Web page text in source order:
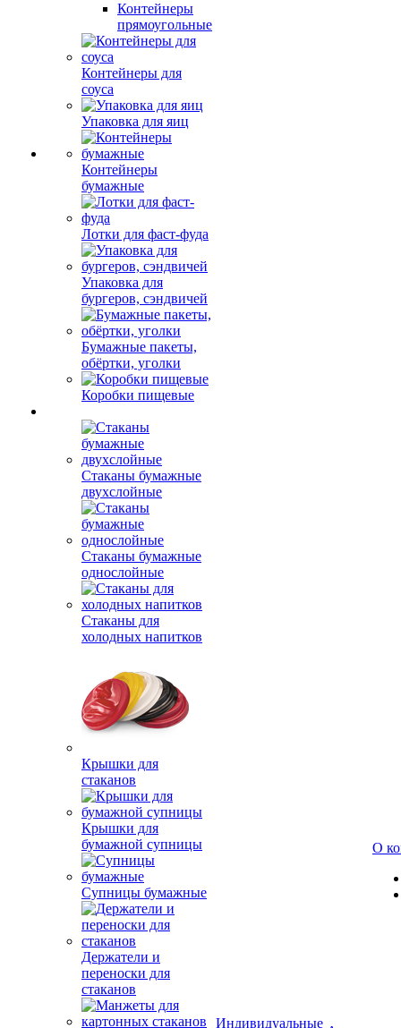
Контейнеры
прямоугольные
Контейнеры для
соуса
Упаковка для яиц
Контейнеры
бумажные
Лотки для фаст-фуда
Упаковка для
бургеров, сэндвичей
Бумажные пакеты,
обёртки, уголки
Коробки пищевые
Стаканы бумажные
двухслойные
Стаканы бумажные
однослойные
Стаканы для
холодных напитков
Крышки для
стаканов
Крышки для
бумажной супницы
Супницы бумажные
Держатели и
переноски для
стаканов
Индивидуальные
О